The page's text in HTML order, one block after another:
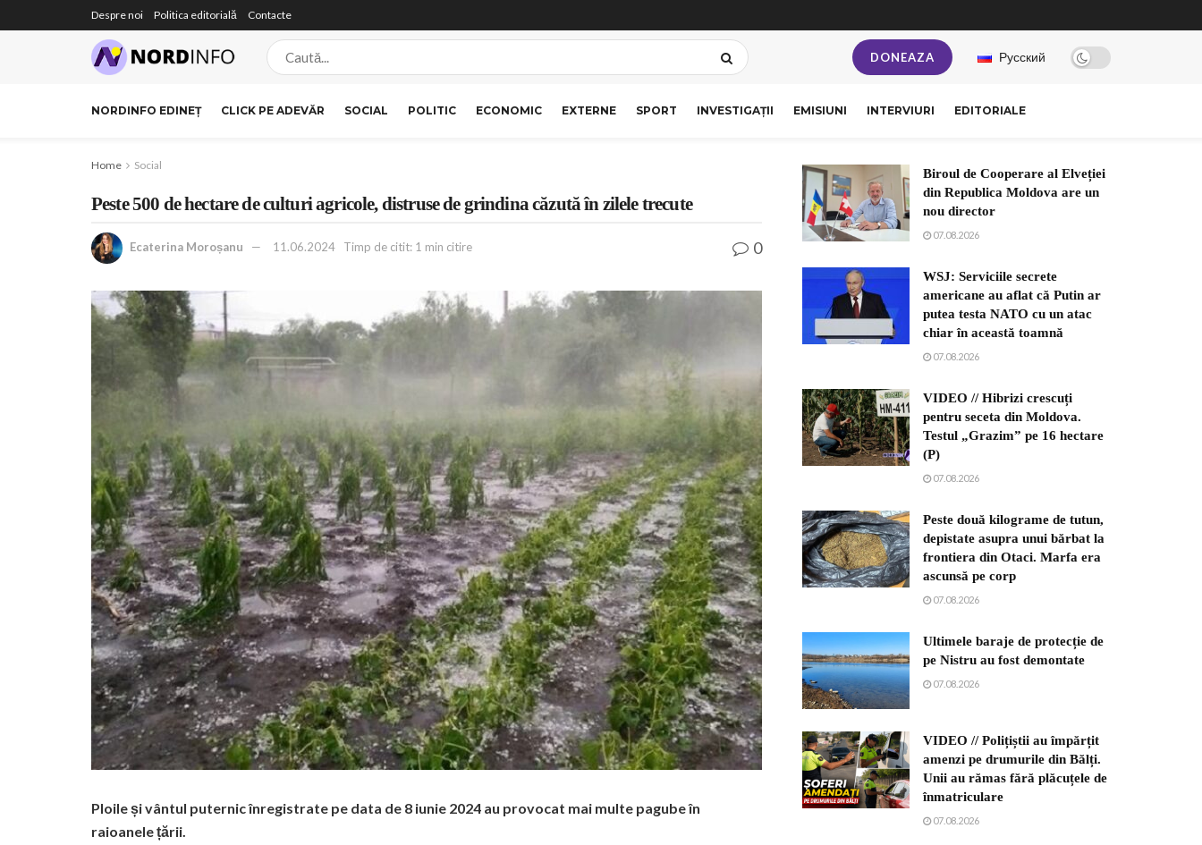
Despre noi Politica editorială Contacte
DONEAZA Русский
NORDINFO EDINEȚ CLICK PE ADEVĂR SOCIAL POLITIC ECONOMIC EXTERNE SPORT INVESTIGAȚII EMISIUNI INTERVIURI EDITORIALE
Home Social
Peste 500 de hectare de culturi agricole, distruse de grindina căzută în zilele trecute
Ecaterina Moroșanu 11.06.2024 Timp de citit: 1 min citire 0
Ploile și vântul puternic înregistrate pe data de 8 iunie 2024 au provocat mai multe pagube în
raioanele țării.
Biroul de Cooperare al Elveției
din Republica Moldova are un
nou director
07.08.2026
WSJ: Serviciile secrete
americane au aflat că Putin ar
putea testa NATO cu un atac
chiar în această toamnă
07.08.2026
VIDEO // Hibrizi crescuți
pentru seceta din Moldova.
Testul „Grazim” pe 16 hectare
(P)
07.08.2026
Peste două kilograme de tutun,
depistate asupra unui bărbat la
frontiera din Otaci. Marfa era
ascunsă pe corp
07.08.2026
Ultimele baraje de protecție de
pe Nistru au fost demontate
07.08.2026
VIDEO // Polițiștii au împărțit
amenzi pe drumurile din Bălți.
Unii au rămas fără plăcuțele de
înmatriculare
07.08.2026